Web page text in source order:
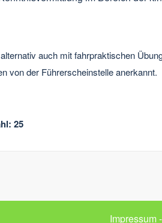
auch mit fahrpraktischen
von der Führerscheinstelle anerkannt.
25
Impressum-